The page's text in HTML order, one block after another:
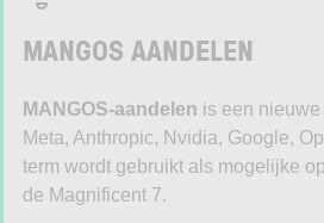
MANGOS AANDELEN
MANGOS-aandelen is een
Meta, Anthropic, Nvidia, Google,
term wordt gebruikt als mogelijke
de Magnificent 7.